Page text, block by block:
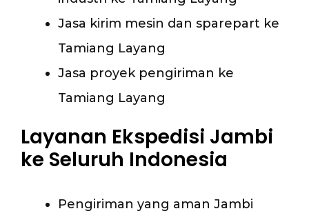
Jasa kirim mesin dan sparepart ke
Tamiang Layang
Jasa proyek pengiriman ke
Tamiang Layang
Layanan Ekspedisi Jambi
ke Seluruh Indonesia
Pengiriman yang aman Jambi